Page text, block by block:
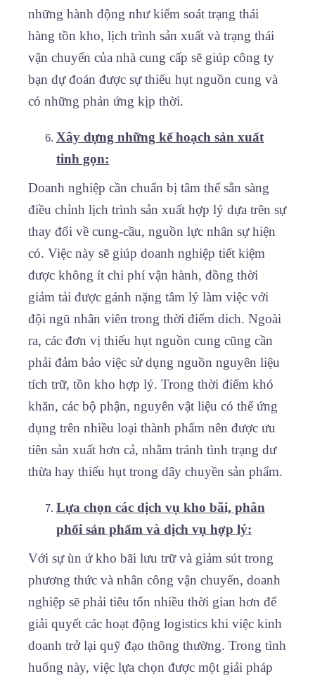
những hành động như kiểm soát trạng thái
hàng tồn kho, lịch trình sản xuất và trạng thái
vận chuyển của nhà cung cấp sẽ giúp công ty
bạn dự đoán được sự thiếu hụt nguồn cung và
có những phản ứng kịp thời.
Xây dựng những kế hoạch sản xuất
tinh gọn:
Doanh nghiệp cần chuẩn bị tâm thế sẵn sàng
điều chỉnh lịch trình sản xuất hợp lý dựa trên sự
thay đổi về cung-cầu, nguồn lực nhân sự hiện
có. Việc này sẽ giúp doanh nghiệp tiết kiệm
được không ít chi phí vận hành, đồng thời
giảm tải được gánh nặng tâm lý làm việc với
đội ngũ nhân viên trong thời điểm dich. Ngoài
ra, các đơn vị thiếu hụt nguồn cung cũng cần
phải đảm bảo việc sử dụng nguồn nguyên liệu
tích trữ, tồn kho hợp lý. Trong thời điểm khó
khăn, các bộ phận, nguyên vật liệu có thể ứng
dụng trên nhiều loại thành phẩm nên được ưu
tiên sản xuất hơn cả, nhằm tránh tình trạng dư
thừa hay thiếu hụt trong dây chuyền sản phẩm.
Lựa chọn các dịch vụ kho bãi, phân
phối sản phẩm và dịch vụ hợp lý:
Với sự ùn ứ kho bãi lưu trữ và giảm sút trong
phương thức và nhân công vận chuyển, doanh
nghiệp sẽ phải tiêu tốn nhiều thời gian hơn để
giải quyết các hoạt động logistics khi việc kinh
doanh trở lại quỹ đạo thông thường. Trong tình
huống này, việc lựa chọn được một giải pháp